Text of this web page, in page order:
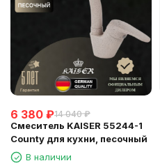
6 380 ₽14 040 ₽
Смеситель KAISER 55244-1
County для кухни, песочный
В наличии